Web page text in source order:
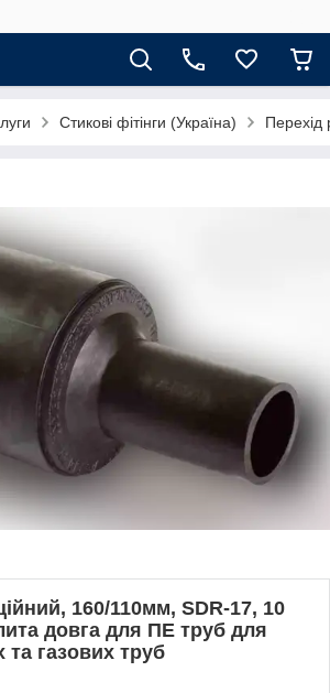
Стикові фітінги (Україна) Перехід
160/110мм, SDR-17, 10
довга для ПЕ труб для
та газових труб